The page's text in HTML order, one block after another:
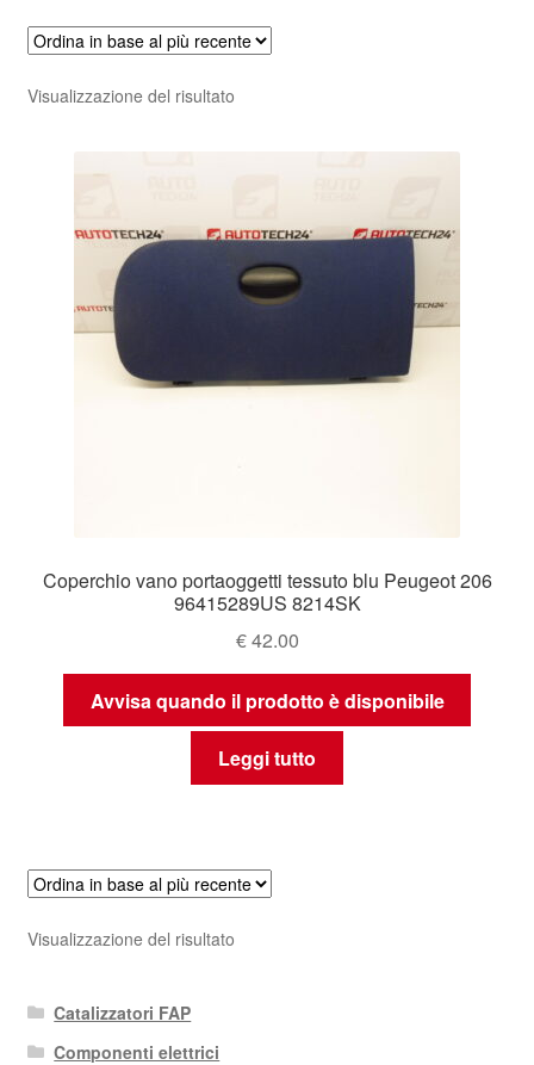
Visualizzazione del risultato
Coperchio vano portaoggetti tessuto blu Peugeot 206
96415289US 8214SK
€42.00
Avvisa quando il prodotto è disponibile
Leggi tutto
Visualizzazione del risultato
Catalizzatori FAP
Componenti elettrici